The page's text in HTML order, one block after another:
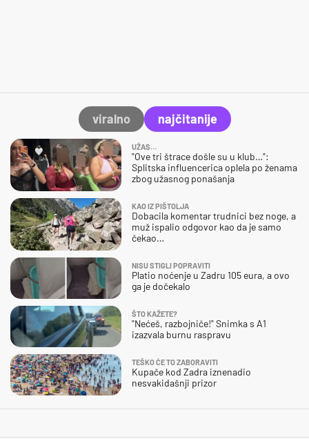
viralno najčitanije
UŽAS…
"Ove tri štrace došle su u klub…":
Splitska influencerica oplela po ženama
zbog užasnog ponašanja
KAO IZ PIŠTOLJA
Dobacila komentar trudnici bez noge, a
muž ispalio odgovor kao da je samo
čekao…
NISU STIGLI POPRAVITI
Platio noćenje u Zadru 105 eura, a ovo
ga je dočekalo
ŠTO KAŽETE?
"Nećeš, razbojniče!" Snimka s A1
izazvala burnu raspravu
TEŠKO ĆE TO ZABORAVITI
Kupače kod Zadra iznenadio
nesvakidašnji prizor